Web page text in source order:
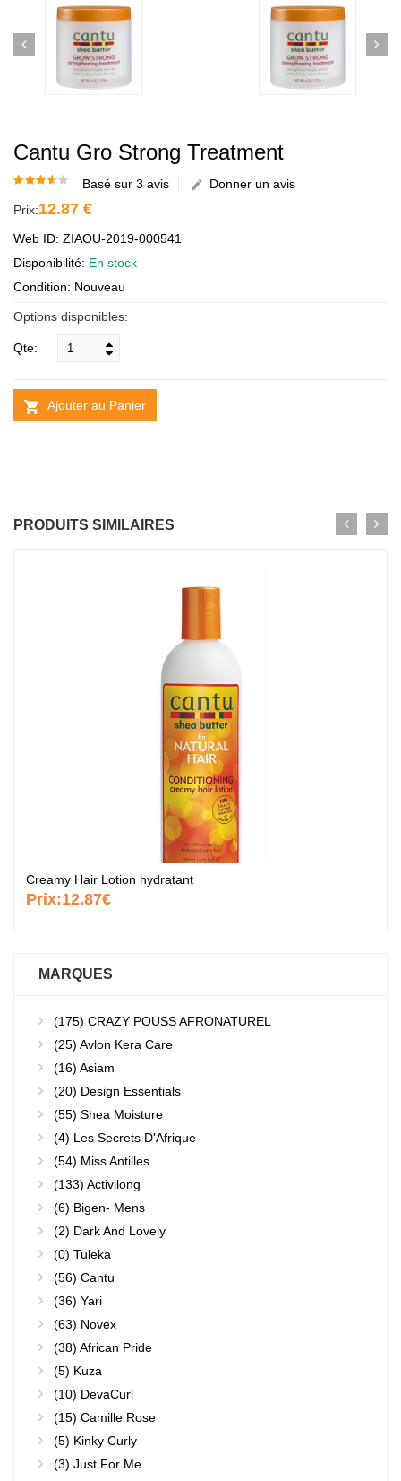
Cantu Gro Strong Treatment
Basé sur 3 avis
Donner un avis
Prix:12.87 €
Web ID: ZIAOU-2019-000541
Disponibilité: En stock
Condition: Nouveau
Options disponibles:
Qte:
Ajouter au Panier
PRODUITS SIMILAIRES
Creamy Hair Lotion hydratant
Prix:12.87€
MARQUES
(175) CRAZY POUSS AFRONATUREL
(25) Avlon Kera Care
(16) Asiam
(20) Design Essentials
(55) Shea Moisture
(4) Les Secrets D'Afrique
(54) Miss Antilles
(133) Activilong
(6) Bigen- Mens
(2) Dark And Lovely
(0) Tuleka
(56) Cantu
(36) Yari
(63) Novex
(38) African Pride
(5) Kuza
(10) DevaCurl
(15) Camille Rose
(5) Kinky Curly
(3) Just For Me